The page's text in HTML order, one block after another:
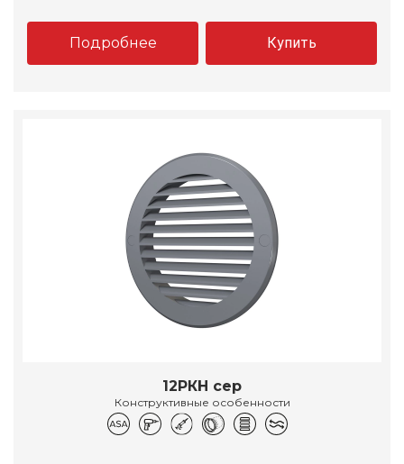
Подробнее Купить
12РКН сер
Конструктивные особенности